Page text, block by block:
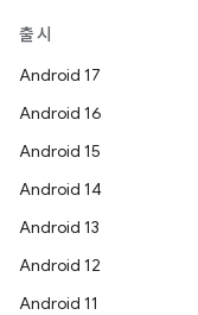
출시
Android 17
Android 16
Android 15
Android 14
Android 13
Android 12
Android 11